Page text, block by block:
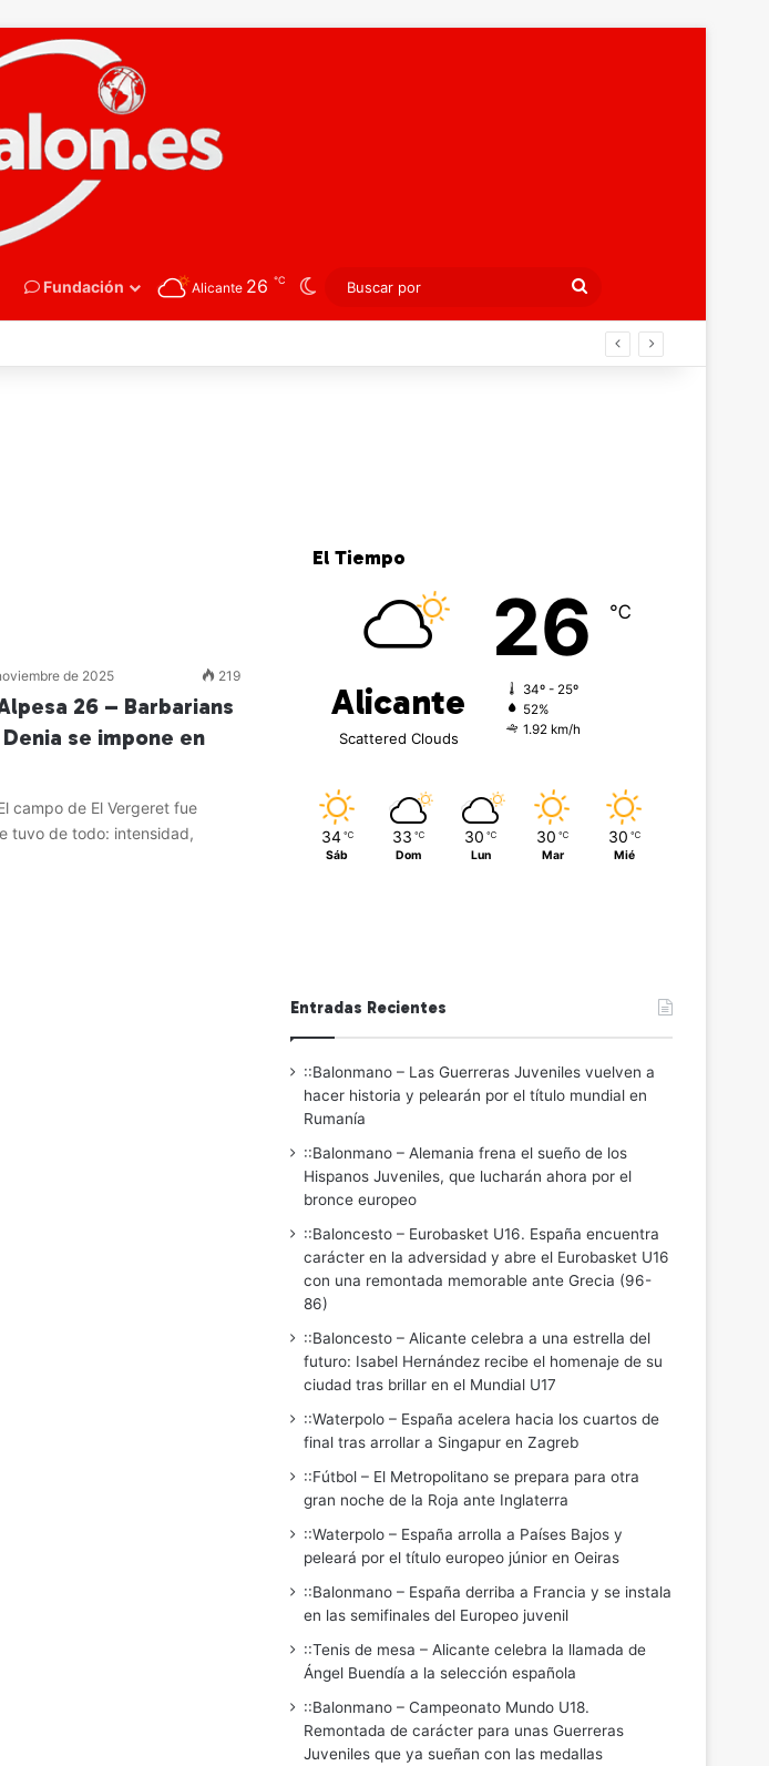
Fundación Alicante 26 ℃ Switch skin
Buscar
por
los Hispanos Juveniles, que lucharán ahora por el bronce europeo
de 2025 219
26 – Barbarians
se impone en
campo de El Vergeret fue
tuvo de todo: intensidad,
El Tiempo
Alicante
Scattered Clouds
26 ℃
34º - 25º
52%
1.92 km/h
34 ℃
Sáb
33 ℃
Dom
30 ℃
Lun
30 ℃
Mar
30 ℃
Mié
Entradas Recientes
::Balonmano – Las Guerreras Juveniles vuelven a
hacer historia y pelearán por el título mundial en
Rumanía
::Balonmano – Alemania frena el sueño de los
Hispanos Juveniles, que lucharán ahora por el
bronce europeo
::Baloncesto – Eurobasket U16. España encuentra
carácter en la adversidad y abre el Eurobasket U16
con una remontada memorable ante Grecia (96-
86)
::Baloncesto – Alicante celebra a una estrella del
futuro: Isabel Hernández recibe el homenaje de su
ciudad tras brillar en el Mundial U17
::Waterpolo – España acelera hacia los cuartos de
final tras arrollar a Singapur en Zagreb
::Fútbol – El Metropolitano se prepara para otra
gran noche de la Roja ante Inglaterra
::Waterpolo – España arrolla a Países Bajos y
peleará por el título europeo júnior en Oeiras
::Balonmano – España derriba a Francia y se instala
en las semifinales del Europeo juvenil
::Tenis de mesa – Alicante celebra la llamada de
Ángel Buendía a la selección española
::Balonmano – Campeonato Mundo U18.
Remontada de carácter para unas Guerreras
Juveniles que ya sueñan con las medallas